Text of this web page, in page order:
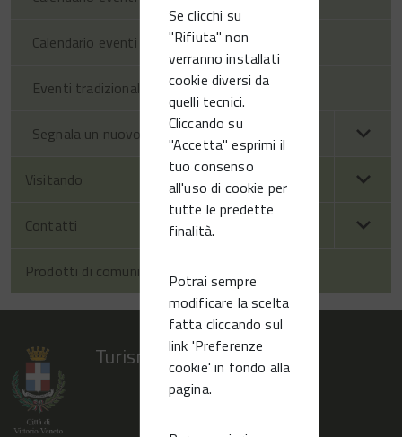
Se clicchi su
"Rifiuta" non
verranno installati
cookie diversi da
quelli tecnici.
Cliccando su
"Accetta" esprimi il
tuo consenso
all'uso di cookie per
tutte le predette
finalità.
Potrai sempre
modificare la scelta
fatta cliccando sul
link 'Preferenze
cookie' in fondo alla
pagina.
Calendario eventi Vittorio Veneto
Eventi tradizionali
Segnala un nuovo evento
Visitando
Contatti
Prodotti di comunicazione
Turismo Vittorio Veneto